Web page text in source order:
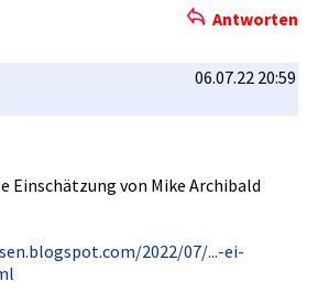
Antworten
06.07.22 20:59
Einschätzu­ng von Mike Archibald
2022­/07/...-ei­